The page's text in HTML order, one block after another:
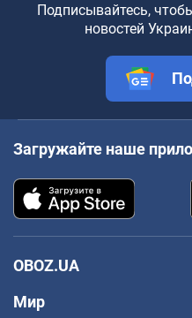
Подписывайтесь,
новостей
Загружайте наше
OBOZ.UA
Мир